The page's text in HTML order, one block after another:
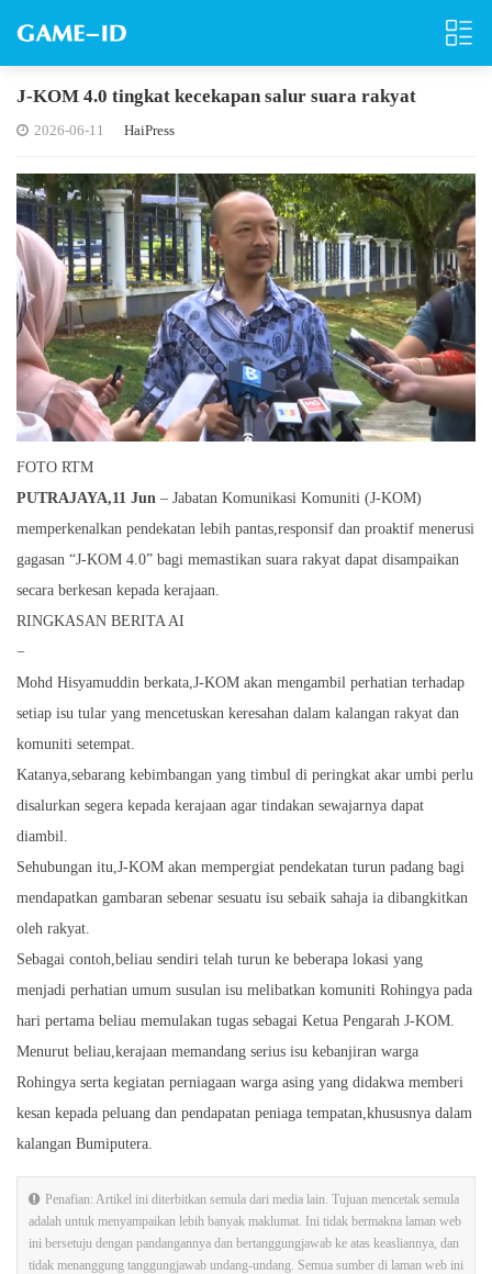
J-KOM 4.0 tingkat kecekapan salur suara rakyat
2026-06-11 HaiPress
FOTO RTM
PUTRAJAYA,11 Jun – Jabatan Komunikasi Komuniti (J-KOM)
memperkenalkan pendekatan lebih pantas,responsif dan proaktif menerusi
gagasan “J-KOM 4.0” bagi memastikan suara rakyat dapat disampaikan
secara berkesan kepada kerajaan.
RINGKASAN BERITA AI
−
Mohd Hisyamuddin berkata,J-KOM akan mengambil perhatian terhadap
setiap isu tular yang mencetuskan keresahan dalam kalangan rakyat dan
komuniti setempat.
Katanya,sebarang kebimbangan yang timbul di peringkat akar umbi perlu
disalurkan segera kepada kerajaan agar tindakan sewajarnya dapat
diambil.
Sehubungan itu,J-KOM akan mempergiat pendekatan turun padang bagi
mendapatkan gambaran sebenar sesuatu isu sebaik sahaja ia dibangkitkan
oleh rakyat.
Sebagai contoh,beliau sendiri telah turun ke beberapa lokasi yang
menjadi perhatian umum susulan isu melibatkan komuniti Rohingya pada
hari pertama beliau memulakan tugas sebagai Ketua Pengarah J-KOM.
Menurut beliau,kerajaan memandang serius isu kebanjiran warga
Rohingya serta kegiatan perniagaan warga asing yang didakwa memberi
kesan kepada peluang dan pendapatan peniaga tempatan,khususnya dalam
kalangan Bumiputera.
Penafian: Artikel ini diterbitkan semula dari media lain. Tujuan mencetak semula
adalah untuk menyampaikan lebih banyak maklumat. Ini tidak bermakna laman web
ini bersetuju dengan pandangannya dan bertanggungjawab ke atas keasliannya, dan
tidak menanggung tanggungjawab undang-undang. Semua sumber di laman web ini